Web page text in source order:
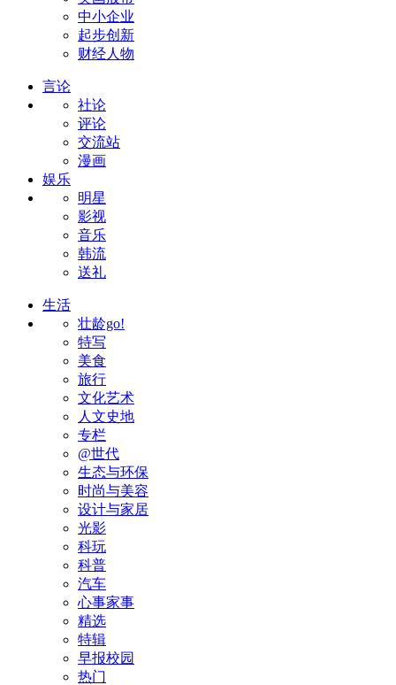
中小企业
起步创新
财经人物
言论
社论
评论
交流站
漫画
娱乐
明星
影视
音乐
韩流
送礼
生活
壮龄go!
特写
美食
旅行
文化艺术
人文史地
专栏
@世代
生态与环保
时尚与美容
设计与家居
光影
科玩
科普
汽车
心事家事
精选
特辑
早报校园
热门